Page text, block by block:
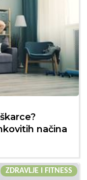
načina
ZDRAVLJE I FITNESS